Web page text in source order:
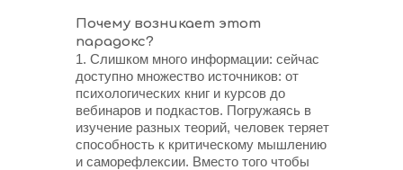
Почему возникает этот
парадокс?
1. Слишком много информации: сейчас
доступно множество источников: от
психологических книг и курсов до
вебинаров и подкастов. Погружаясь в
изучение разных теорий, человек теряет
способность к критическому мышлению
и саморефлексии. Вместо того чтобы